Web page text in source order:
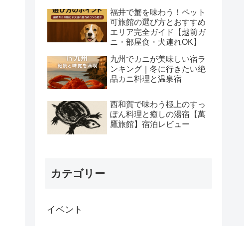
福井で蟹を味わう！ペット
可旅館の選び方とおすすめ
エリア完全ガイド【越前ガ
ニ・部屋食・犬連れOK】
九州でカニが美味しい宿ラ
ンキング｜冬に行きたい絶
品カニ料理と温泉宿
西和賀で味わう極上のすっ
ぽん料理と癒しの湯宿【萬
鷹旅館】宿泊レビュー
カテゴリー
イベント